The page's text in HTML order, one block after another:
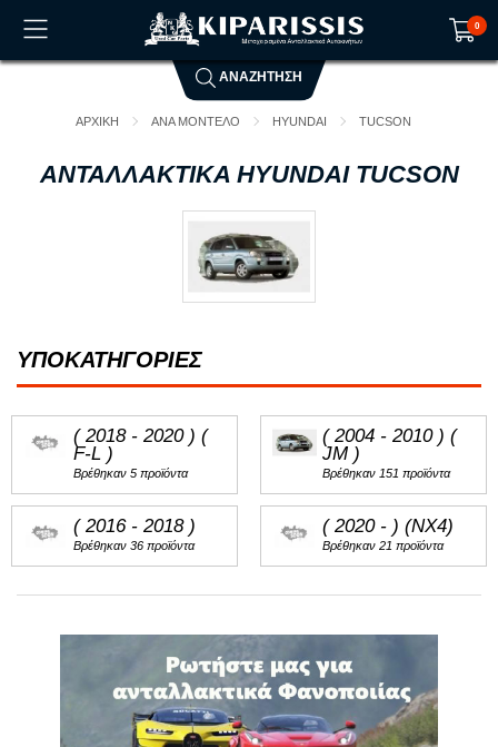
0
Το καλάθι αγορών είναι άδειο!
ΑΝΑΖΗΤΗΣΗ
ΑΡΧΙΚΗ ΑΝΑ ΜΟΝΤΕΛΟ HYUNDAI TUCSON
ΑΝΤΑΛΛΑΚΤΙΚΑ HYUNDAI TUCSON
ΥΠΟΚΑΤΗΓΟΡΙΕΣ
( 2018 - 2020 ) (
F-L )
Βρέθηκαν 5 προϊόντα
( 2004 - 2010 ) (
JM )
Βρέθηκαν 151 προϊόντα
( 2016 - 2018 )
Βρέθηκαν 36 προϊόντα
( 2020 - ) (NX4)
Βρέθηκαν 21 προϊόντα